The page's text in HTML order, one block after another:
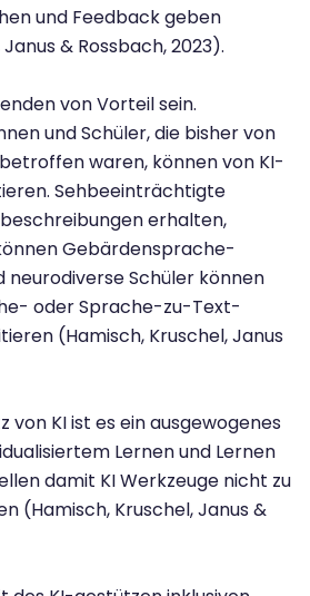
und Feedback geben
& Rossbach, 2023).
von Vorteil sein.
und Schüler, die bisher von
waren, können von KI-
Sehbeeinträchtigte
erhalten,
Gebärdensprache-
neurodiverse Schüler können
oder Sprache-zu-Text-
(Hamisch, Kruschel, Janus
von KI ist es ein ausgewogenes
Lernen und Lernen
damit KI Werkzeuge nicht zu
(Hamisch, Kruschel, Janus &